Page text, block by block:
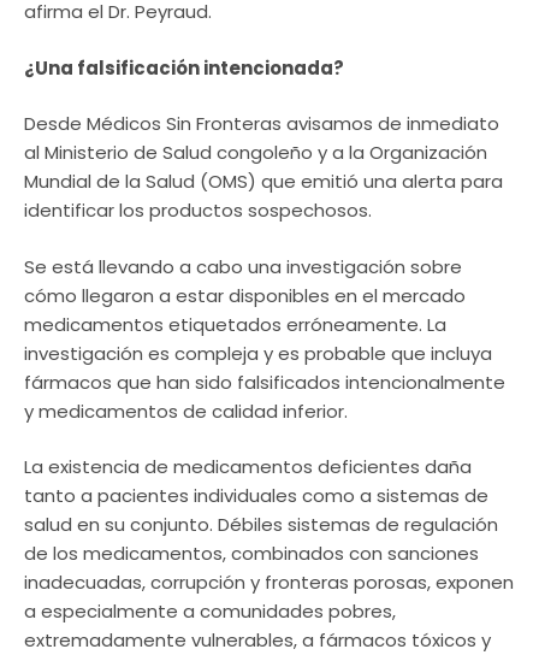
afirma el Dr. Peyraud.
¿Una falsificación intencionada?
Desde Médicos Sin Fronteras avisamos de inmediato
al Ministerio de Salud congoleño y a la Organización
Mundial de la Salud (OMS) que emitió una alerta para
identificar los productos sospechosos.
Se está llevando a cabo una investigación sobre
cómo llegaron a estar disponibles en el mercado
medicamentos etiquetados erróneamente. La
investigación es compleja y es probable que incluya
fármacos que han sido falsificados intencionalmente
y medicamentos de calidad inferior.
La existencia de medicamentos deficientes daña
tanto a pacientes individuales como a sistemas de
salud en su conjunto. Débiles sistemas de regulación
de los medicamentos, combinados con sanciones
inadecuadas, corrupción y fronteras porosas, exponen
a especialmente a comunidades pobres,
extremadamente vulnerables, a fármacos tóxicos y